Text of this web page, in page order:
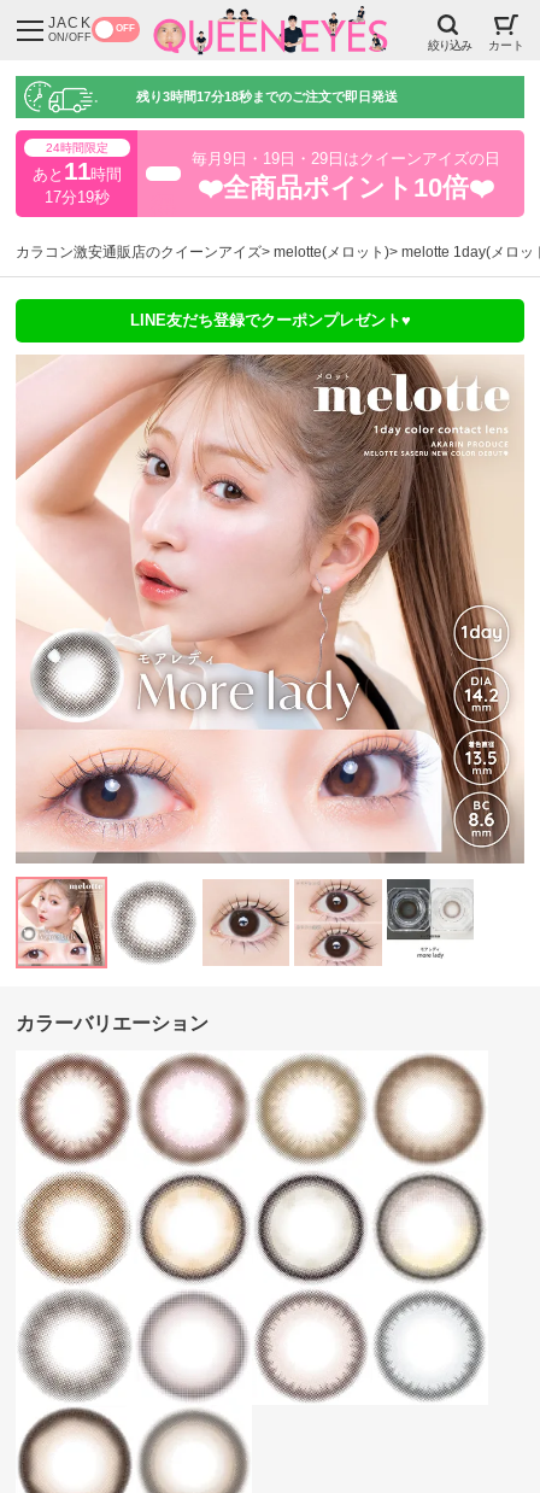
JACK
ON/OFF
OFF
絞り込み カート
残り3時間17分17秒までのご注文で即日発送
24時間限定
あと 11時間
17分17秒
毎月9日・19日・29日はクイーンアイズの日
❤️全商品ポイント10倍❤️
カラコン激安通販店のクイーンアイズ melotte(メロット) melotte 1day(メロッ
LINE友だち登録でクーポンプレゼント♥
カラーバリエーション